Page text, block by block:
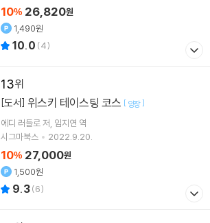
10% 26,820원
1,490원
10.0 (4)
13
[도서] 위스키 테이스팅 코스 [ 양장]
에디 러들로 저 임지연 역
시그마북스
2022.9.20.
10% 27,000원
1,500원
9.3(6)